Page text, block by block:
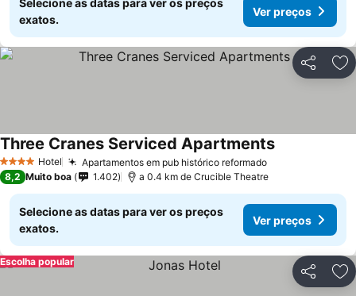
Selecione as datas para ver os preços
exatos.
Ver preços
Partilhar
4 EstrelasHotel Apartamentos em pub histórico reformadoVer preços
Three Cranes Serviced ApartmentsVer preços
8,2 Muito boa 1.402 a 0.4 km de Crucible Theatre
Selecione as datas para ver os preços
exatos.
Ver preços
Partilhar
Escolha popular